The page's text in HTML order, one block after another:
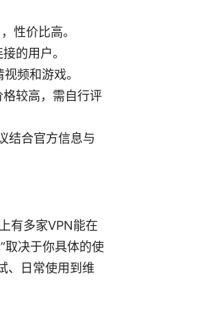
性价比高。
的用户。
频和游戏。
较高，需自行评
结合官方信息与
有多家VPN能在
取决于你具体的使
、日常使用到维